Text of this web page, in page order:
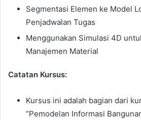
Segmentasi Elemen ke Model
Penjadwalan Tugas
Menggunakan Simulasi 4D
Manajemen Material
Catatan Kursus:
Kursus ini adalah bagian dari
“Pemodelan Informasi